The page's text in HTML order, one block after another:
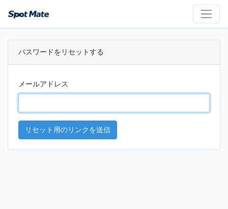
パスワードをリセットする
メールアドレス
リセット用のリンクを送信